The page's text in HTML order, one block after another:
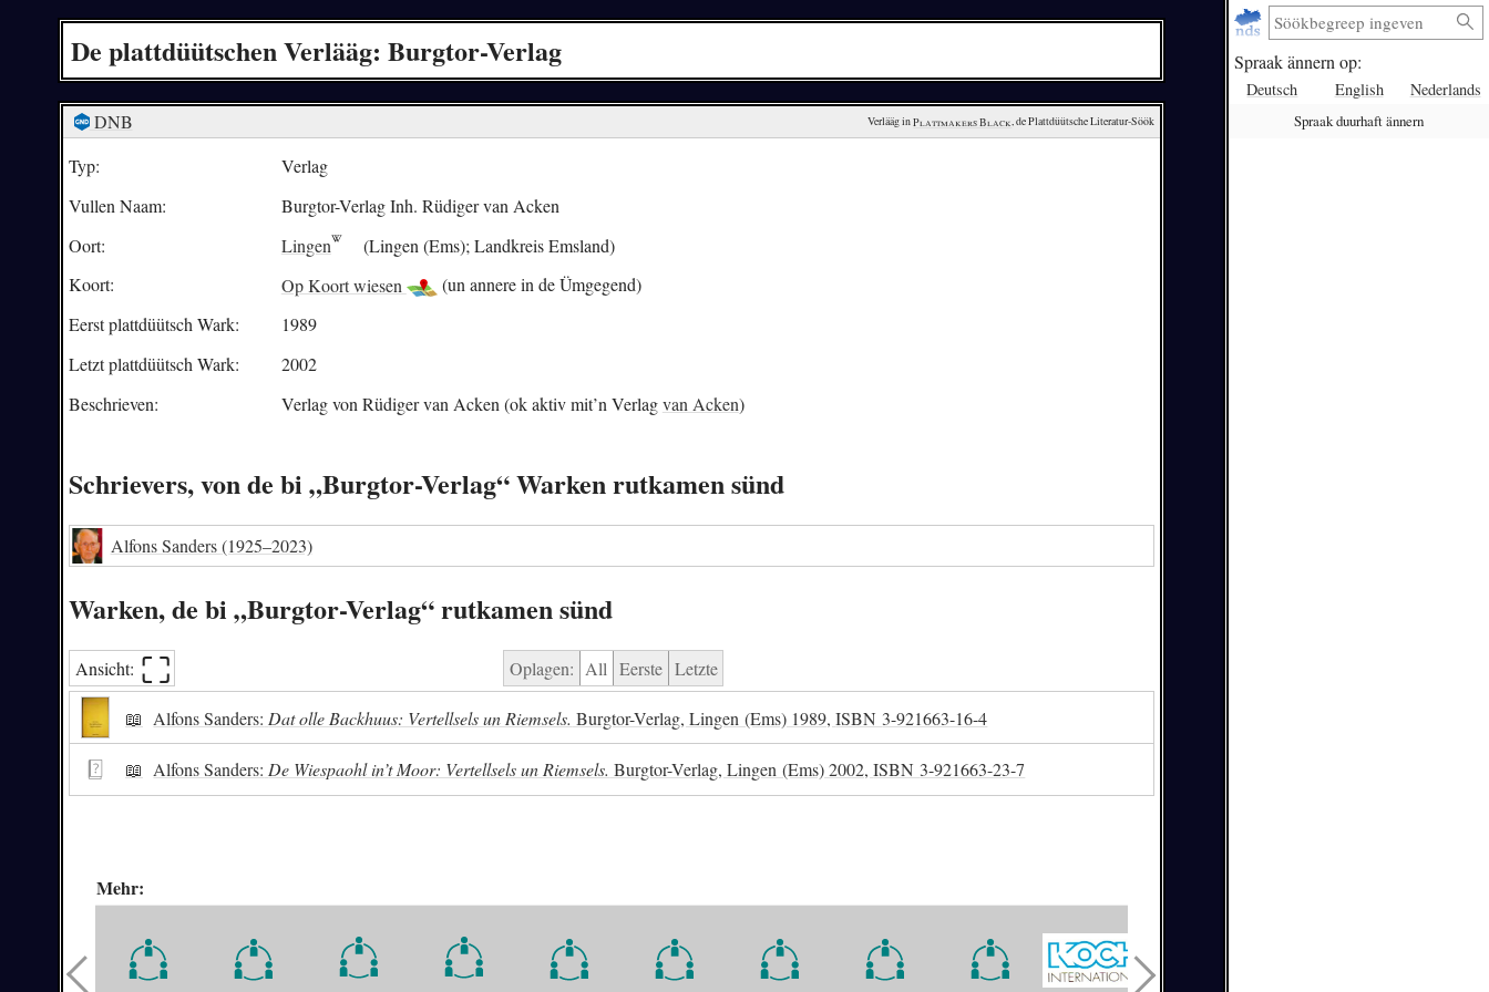
Spraak ännern op:
Deutsch English Nederlands
Spraak duurhaft ännern
De plattdüütschen Verlääg: Burgtor-Verlag
DNB Verlääg in Plattmakers Black, de Plattdüütsche Literatur-Söök
Typ:
Verlag
Vullen Naam:
Burgtor-Verlag Inh. Rüdiger van Acken
Oort:
Lingen
(Lingen (Ems); Landkreis Emsland)
Koort:
Op Koort wiesen
(un annere in de Ümgegend)
Eerst plattdüütsch Wark:
1989
Letzt plattdüütsch Wark:
2002
Beschrieven:
Verlag von Rüdiger van Acken (ok aktiv mit’n Verlagvan Acken)
Schrievers, von de bi „Burgtor-Verlag“ Warken rutkamen sünd
Alfons Sanders(1925–2023)
Warken, de bi „Burgtor-Verlag“ rutkamen sünd
Ansicht: ⛶︎ Oplagen: All Eerste Letzte
📖 Alfons Sanders: Dat olle Backhuus: Vertellsels un Riemsels. Burgtor-Verlag, Lingen (Ems) 1989,ISBN 3-921663-16-4
📖 Alfons Sanders: De Wiespaohl in’t Moor: Vertellsels un Riemsels. Burgtor-Verlag, Lingen (Ems) 2002,ISBN 3-921663-23-7
Mehr: